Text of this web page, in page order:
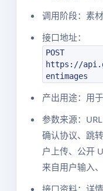
调用阶段：素
接口地址：
POST
https://
entimages
产出用途：用
参数来源：
确认协议、跳
户上传、公开
来自用户输入
接口资料：详